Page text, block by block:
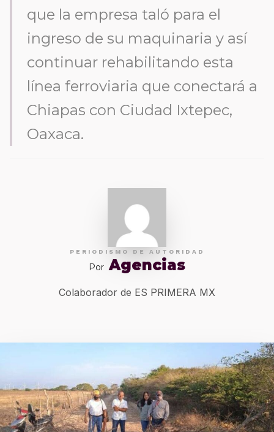
que la empresa taló para el
ingreso de su maquinaria y así
continuar rehabilitando esta
línea ferroviaria que conectará a
Chiapas con Ciudad Ixtepec,
Oaxaca.
PERIODISMO DE AUTORIDAD
Por Agencias
Colaborador de ES PRIMERA MX